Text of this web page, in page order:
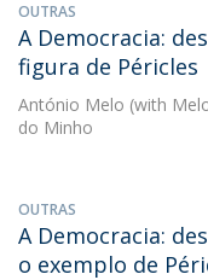
OUTRAS
A Democracia:
figura de Péricles
António Melo (with
do Minho
OUTRAS
A Democracia:
o exemplo de